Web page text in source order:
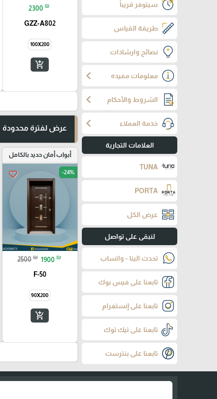
سيتوفر قريباً
طريقة القياس
نصائح وارشادات
معلومات مفيده chevron_left
الشروط والأحكام chevron_left
خدمة العملاء chevron_left
العلامات التجارية
TUNA
PORTA
عرض الكل
لنبقى على تواصل
تحدث الينا - واتساب
تابعنا على فيس بوك
تابعنا على إنستغرام
تابعنا على تيك توك
تابعنا على بنترست
2300 ₪
GZZ-A802
100X200
add_shopping_cart
عرض لفترة محدودة
أبواب أمان حديد بالكامل
favorite_border -24%
2500 ₪ 1900 ₪
F-50
90X200
add_shopping_cart